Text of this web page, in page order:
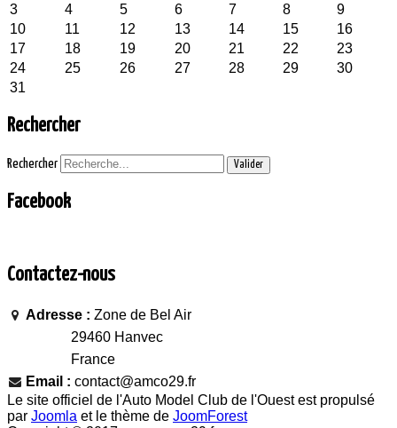
3
4 5 6 7 8
9
10
11 12 13 14 15
16
17
18 19 20 21 22
23
24
25 26 27 28 29
30
31
Rechercher
Rechercher Valider
Facebook
Contactez-nous
Adresse : Zone de Bel Air
29460 Hanvec
France
Email : contact@amco29.fr
Le site officiel de l'Auto Model Club de l'Ouest est propulsé
par Joomla et le thème de JoomForest